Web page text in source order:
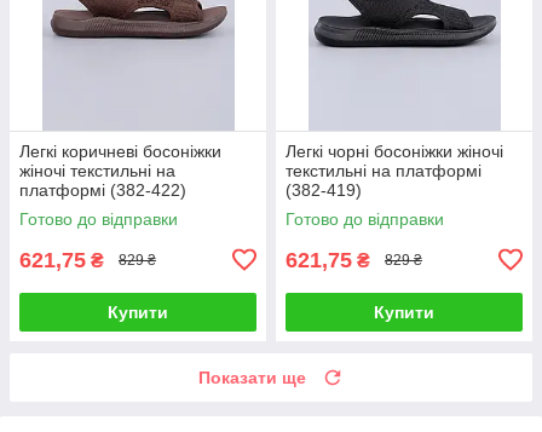
Легкі коричневі босоніжки
жіночі текстильні на
платформі (382-422)
Готово до відправки
621,75 ₴ 829 ₴
Купити
Легкі чорні босоніжки жіночі
текстильні на платформі
(382-419)
Готово до відправки
621,75 ₴ 829 ₴
Купити
Показати ще